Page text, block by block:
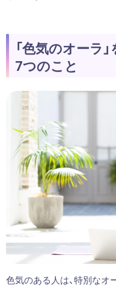
「色気のオーラ
7つのこと
色気のある人は、特別なオ